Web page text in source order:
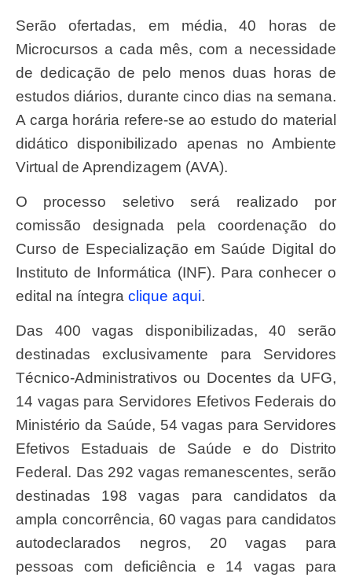
Serão ofertadas, em média, 40 horas de
Microcursos a cada mês, com a necessidade
de dedicação de pelo menos duas horas de
estudos diários, durante cinco dias na semana.
A carga horária refere-se ao estudo do material
didático disponibilizado apenas no Ambiente
Virtual de Aprendizagem (AVA).
O processo seletivo será realizado por
comissão designada pela coordenação do
Curso de Especialização em Saúde Digital do
Instituto de Informática (INF). Para conhecer o
edital na íntegra clique aqui.
Das 400 vagas disponibilizadas, 40 serão
destinadas exclusivamente para Servidores
Técnico-Administrativos ou Docentes da UFG,
14 vagas para Servidores Efetivos Federais do
Ministério da Saúde, 54 vagas para Servidores
Efetivos Estaduais de Saúde e do Distrito
Federal. Das 292 vagas remanescentes, serão
destinadas 198 vagas para candidatos da
ampla concorrência, 60 vagas para candidatos
autodeclarados negros, 20 vagas para
pessoas com deficiência e 14 vagas para